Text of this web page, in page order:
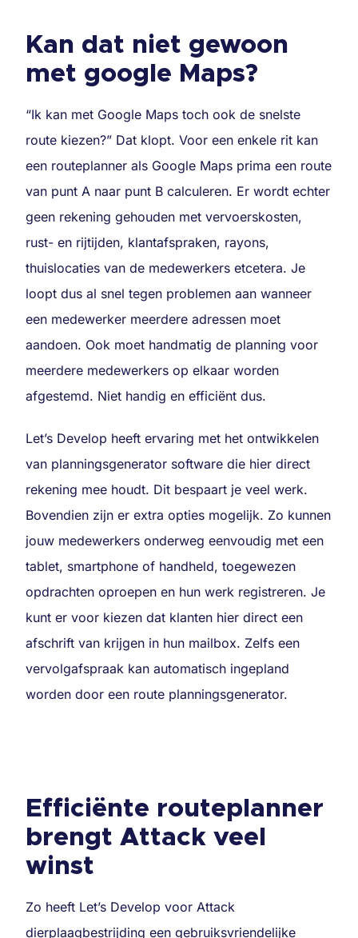
Kan dat niet gewoon
met google Maps?
“Ik kan met Google Maps toch ook de snelste
route kiezen?” Dat klopt. Voor een enkele rit kan
een routeplanner als Google Maps prima een route
van punt A naar punt B calculeren. Er wordt echter
geen rekening gehouden met vervoerskosten,
rust- en rijtijden, klantafspraken, rayons,
thuislocaties van de medewerkers etcetera. Je
loopt dus al snel tegen problemen aan wanneer
een medewerker meerdere adressen moet
aandoen. Ook moet handmatig de planning voor
meerdere medewerkers op elkaar worden
afgestemd. Niet handig en efficiënt dus.
Let’s Develop heeft ervaring met het ontwikkelen
van planningsgenerator software die hier direct
rekening mee houdt. Dit bespaart je veel werk.
Bovendien zijn er extra opties mogelijk. Zo kunnen
jouw medewerkers onderweg eenvoudig met een
tablet, smartphone of handheld, toegewezen
opdrachten oproepen en hun werk registreren. Je
kunt er voor kiezen dat klanten hier direct een
afschrift van krijgen in hun mailbox. Zelfs een
vervolgafspraak kan automatisch ingepland
worden door een route planningsgenerator.
Efficiënte routeplanner
brengt Attack veel
winst
Zo heeft Let’s Develop voor Attack
dierplaagbestrijding een gebruiksvriendelijke